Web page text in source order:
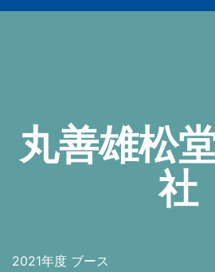
メ
ー
丸善雄松
社
2021年度 ブース